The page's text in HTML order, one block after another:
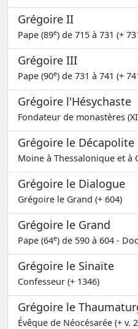
Grégoire II
Pape (89e) de 715 à 731 (+
Grégoire III
Pape (90e) de 731 à 741 (+
Grégoire l'Hésychaste
Fondateur de monastères
Grégoire le Décapolite
Moine à Thessalonique et à
Grégoire le Dialogue
Grégoire le Grand (+ 604)
Grégoire le Grand
Pape (64e) de 590 à 604 -
Grégoire le Sinaïte
Confesseur (+ 1346)
Grégoire le
Évêque de Néocésarée (+ v.